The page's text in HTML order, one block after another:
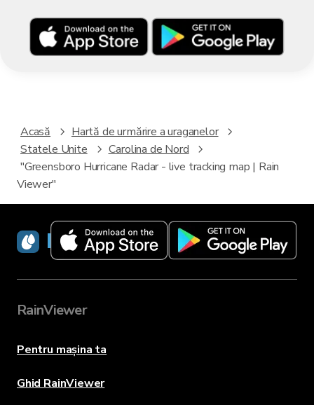
Acasă
Hartă de urmărire a uraganelor
Statele Unite
Carolina de Nord
"Greensboro Hurricane Radar - live tracking map | Rain
Viewer"
RainViewer
RainViewer
Pentru mașina ta
Ghid RainViewer